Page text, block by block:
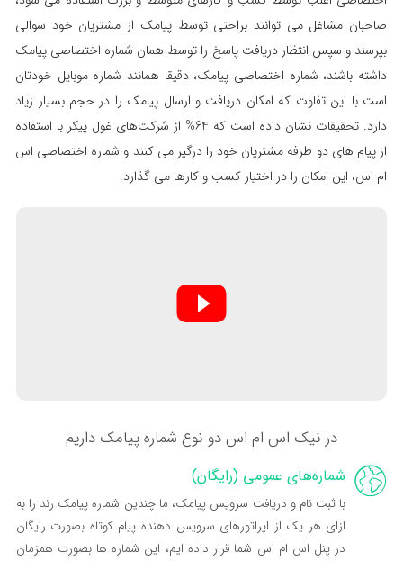
صاحبان مشاغل می توانند براحتی توسط پیامک از مشتریان خود سوالی
بپرسند و سپس انتظار دریافت پاسخ را توسط همان شماره اختصاصی پیامک
داشته باشند، شماره اختصاصی پیامک، دقیقا همانند شماره موبایل خودتان
است با این تفاوت که امکان دریافت و ارسال پیامک را در حجم بسیار زیاد
دارد. تحقیقات نشان داده است که 64% از شرکت‌های غول پیکر با استفاده
از پیام های دو طرفه مشتریان خود را درگیر می کنند و شماره اختصاصی اس
ام اس، این امکان را در اختیار کسب و کارها می گذارد.
در نیک اس ام اس دو نوع شماره پیامک داریم
شماره‌های عمومی (رایگان)
با ثبت نام و دریافت سرویس پیامک، ما چندین شماره پیامک رند را به
ازای هر یک از اپراتورهای سرویس دهنده پیام کوتاه بصورت رایگان
در پنل اس ام اس شما قرار داده‌ ایم، این شماره ها بصورت همزمان